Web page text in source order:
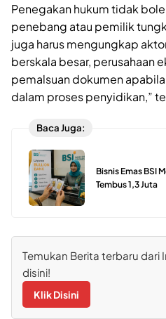
Penegakan hukum tidak
penebang atau pemilik
juga harus mengungkap
berskala besar, perusahaan
pemalsuan dokumen
dalam proses penyidikan,”
Baca Juga:
Bisnis Emas BSI
Tembus 1,3 Juta
Temukan Berita terbaru dari
disini!
Klik Disini